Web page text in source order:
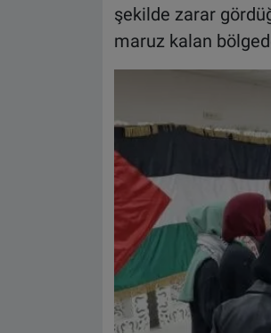
şekilde zarar
maruz kalan